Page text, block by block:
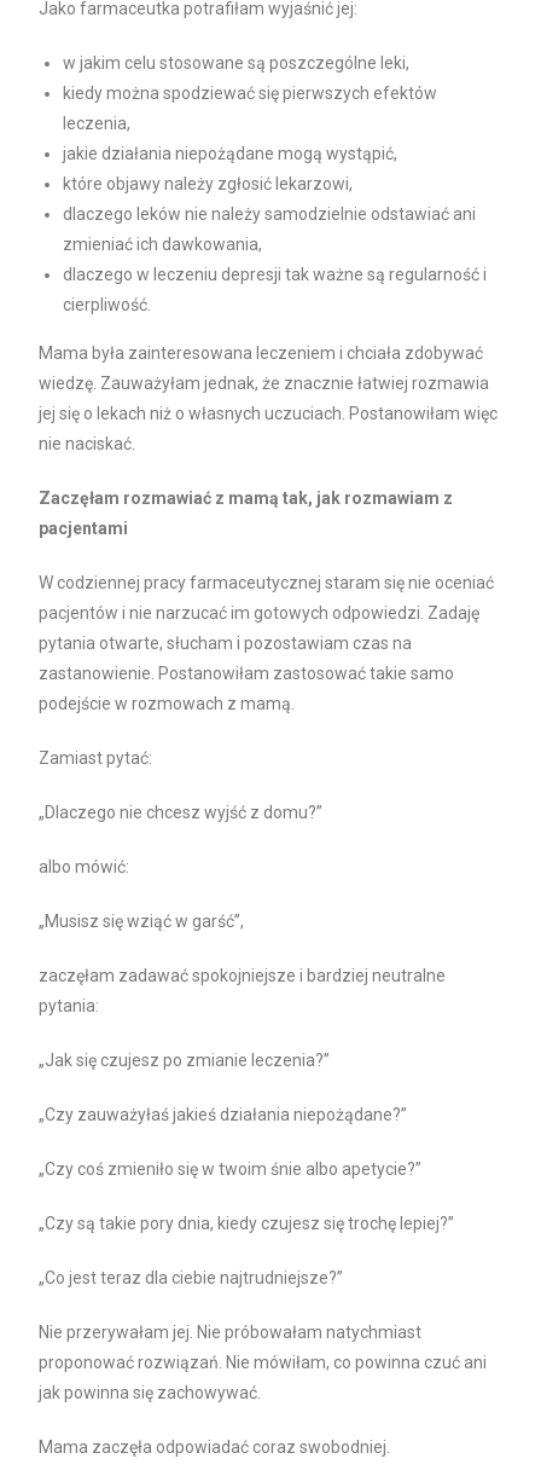
Jako farmaceutka potrafiłam wyjaśnić jej:
w jakim celu stosowane są poszczególne leki,
kiedy można spodziewać się pierwszych efektów
leczenia,
jakie działania niepożądane mogą wystąpić,
które objawy należy zgłosić lekarzowi,
dlaczego leków nie należy samodzielnie odstawiać ani
zmieniać ich dawkowania,
dlaczego w leczeniu depresji tak ważne są regularność i
cierpliwość.
Mama była zainteresowana leczeniem i chciała zdobywać
wiedzę. Zauważyłam jednak, że znacznie łatwiej rozmawia
jej się o lekach niż o własnych uczuciach. Postanowiłam więc
nie naciskać.
Zaczęłam rozmawiać z mamą tak, jak rozmawiam z
pacjentami
W codziennej pracy farmaceutycznej staram się nie oceniać
pacjentów i nie narzucać im gotowych odpowiedzi. Zadaję
pytania otwarte, słucham i pozostawiam czas na
zastanowienie. Postanowiłam zastosować takie samo
podejście w rozmowach z mamą.
Zamiast pytać:
„Dlaczego nie chcesz wyjść z domu?”
albo mówić:
„Musisz się wziąć w garść”,
zaczęłam zadawać spokojniejsze i bardziej neutralne
pytania:
„Jak się czujesz po zmianie leczenia?”
„Czy zauważyłaś jakieś działania niepożądane?”
„Czy coś zmieniło się w twoim śnie albo apetycie?”
„Czy są takie pory dnia, kiedy czujesz się trochę lepiej?”
„Co jest teraz dla ciebie najtrudniejsze?”
Nie przerywałam jej. Nie próbowałam natychmiast
proponować rozwiązań. Nie mówiłam, co powinna czuć ani
jak powinna się zachowywać.
Mama zaczęła odpowiadać coraz swobodniej.